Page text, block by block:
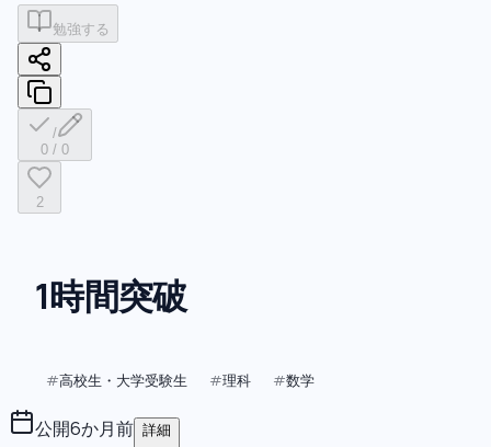
勉強する
/
0 / 0
2
1時間突破
#高校生・大学受験生 #理科 #数学
公開6か月前 詳細